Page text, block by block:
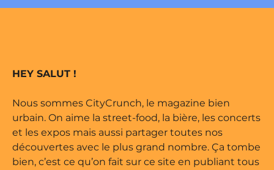
édité par Buena Onda Web •
HEY SALUT !
Nous sommes CityCrunch, le magazine bien
urbain. On aime la street-food, la bière, les concerts
et les expos mais aussi partager toutes nos
découvertes avec le plus grand nombre. Ça tombe
bien, c’est ce qu’on fait sur ce site en publiant tous